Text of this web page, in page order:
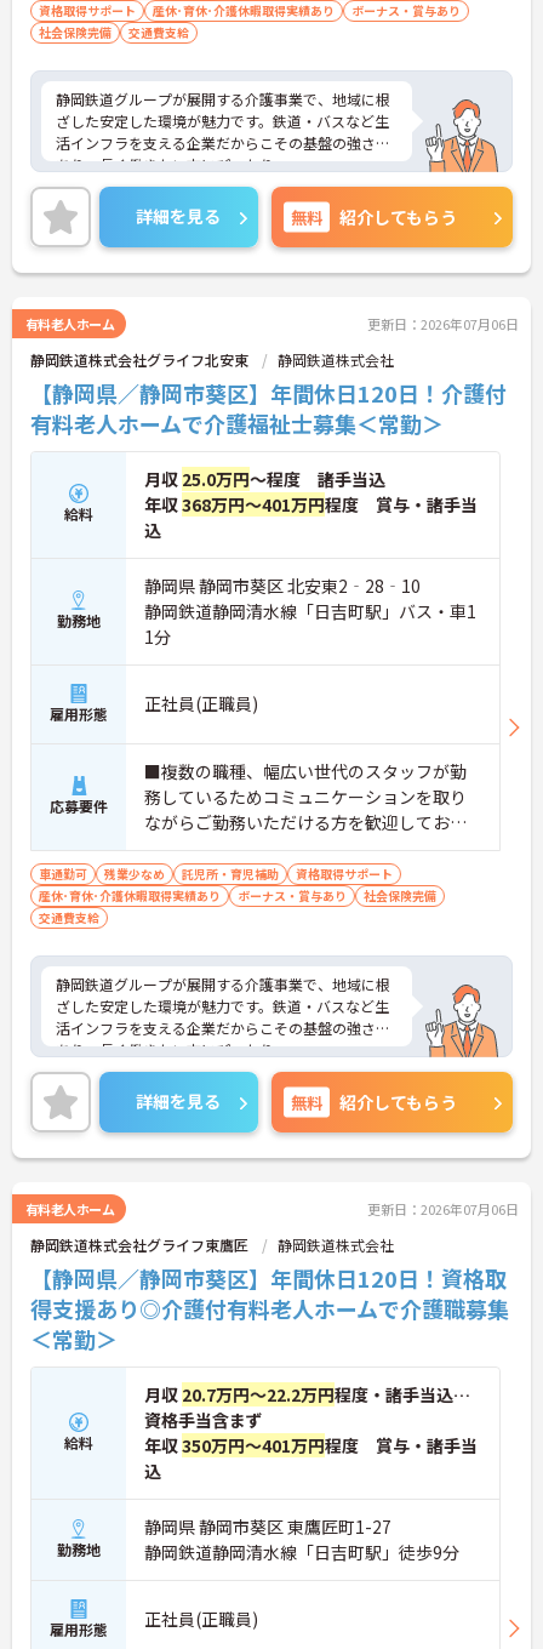
資格取得サポート
産休･育休･介護休暇取得実績あり
ボーナス・賞与あり
社会保険完備
交通費支給
静岡鉄道グループが展開する介護事業で、地域に根
ざした安定した環境が魅力です。鉄道・バスなど生
活インフラを支える企業だからこその基盤の強さが
あり、長く働きたい方にぴったり。
見守りセンサー付きベッドの導入や専門スタッフの
配置など、職員負担を軽減する環境づくりを大切に
していることもポイント。人間関係も良好で、穏や
かな雰囲気の中で安心してスタートできる職場で
す。
に詳細をご案内しますのでお気軽にご相談くださ
い！
■ 働きやすさバツグンの職場環境♪
最新設備とサポート体制で負担軽減！
・見守りセンサー付きベッド導入
・巡回頻度を減らし業務を効率化
・清掃やシーツ交換などは専門スタッフ対応
→ 介護業務にしっかり集中できる環境です
■ 人間関係良好で安心スタート♪
幅広い世代が活躍中！
・多職種連携でチームワーク抜群
・ざっくばらんに話せる雰囲気
・穏やかな空気感で働きやすい
→ 初めての方でも馴染みやすい環境です
プライベートも大切にできます！
・年間休日120日以上
・有給も取りやすい環境
→ しっかり休んでリフレッシュできます
■ 研修充実で未経験も安心♪
・先輩スタッフから丁寧な指導
・実践的なアドバイスが受けられる
・安心してスキルアップできる
→ 長く働きながら着実に成長できます
詳細を見る 無料 紹介してもらう
有料老人ホーム 更新日：2026年07月06日
静岡鉄道株式会社グライフ北安東 静岡鉄道株式会社
【静岡県／静岡市葵区】年間休日120日！介護付
有料老人ホームで介護福祉士募集＜常勤＞
給料
月収 25.0万円～程度 諸手当込
年収368万円～401万円程度 賞与・諸手当
込
勤務地
静岡県 静岡市葵区 北安東2‐28‐10
静岡鉄道静岡清水線「日吉町駅」バス・車1
1分
雇用形態 正社員(正職員)
応募要件
■複数の職種、幅広い世代のスタッフが勤
務しているためコミュニケーションを取り
ながらご勤務いただける方を歓迎しており
ます。
車通勤可 残業少なめ 託児所・育児補助
資格取得サポート
産休･育休･介護休暇取得実績あり
ボーナス・賞与あり
社会保険完備
交通費支給
静岡鉄道グループが展開する介護事業で、地域に根
ざした安定した環境が魅力です。鉄道・バスなど生
活インフラを支える企業だからこその基盤の強さが
あり、長く働きたい方にぴったり。
見守りセンサー付きベッドの導入や専門スタッフの
配置など、職員負担を軽減する環境づくりを大切に
していることもポイント。人間関係も良好で、穏や
かな雰囲気の中で安心してスタートできる職場で
す。
に詳細をご案内しますのでお気軽にご相談くださ
い！
■ 働きやすさバツグンの職場環境♪
最新設備とサポート体制で負担軽減！
・見守りセンサー付きベッド導入
・巡回頻度を減らし業務を効率化
→ 介護業務にしっかり集中できる環境です
■ 人間関係良好で安心スタート♪
幅広い世代が活躍中！
・ざっくばらんに話せる雰囲気
・穏やかな空気感で働きやすい
■ しっかり休めて無理なく勤務♪
詳細を見る 無料 紹介してもらう
有料老人ホーム 更新日：2026年07月06日
静岡鉄道株式会社グライフ東鷹匠 静岡鉄道株式会社
【静岡県／静岡市葵区】年間休日120日！資格取
得支援あり◎介護付有料老人ホームで介護職募集
＜常勤＞
給料
月収 20.7万円～22.2万円程度・諸手当込…
資格手当含まず
年収350万円～401万円程度 賞与・諸手当
込
勤務地
静岡県 静岡市葵区 東鷹匠町1-27
静岡鉄道静岡清水線「日吉町駅」徒歩9分
雇用形態 正社員(正職員)